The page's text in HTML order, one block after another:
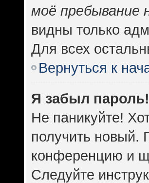
моё пребывание
видны только
Для всех
Вернуться к
Я забыл пароль!
Не паникуйте!
получить новый.
конференцию и
Следуйте